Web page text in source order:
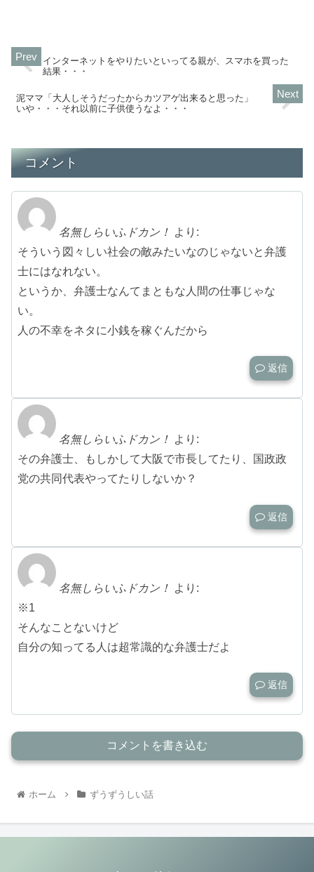
インターネットをやりたいといってる親が、スマホを買った
結果・・・
泥ママ「大人しそうだったからカツアゲ出来ると思った」
いや・・・それ以前に子供使うなよ・・・
コメント
名無しらいふドカン！ より:
そういう図々しい社会の敵みたいなのじゃないと弁護
士にはなれない。
というか、弁護士なんてまともな人間の仕事じゃな
い。
人の不幸をネタに小銭を稼ぐんだから
返信
名無しらいふドカン！ より:
その弁護士、もしかして大阪で市長してたり、国政政
党の共同代表やってたりしないか？
返信
名無しらいふドカン！ より:
※1
そんなことないけど
自分の知ってる人は超常識的な弁護士だよ
返信
コメントを書き込む
ホーム ずうずうしい話